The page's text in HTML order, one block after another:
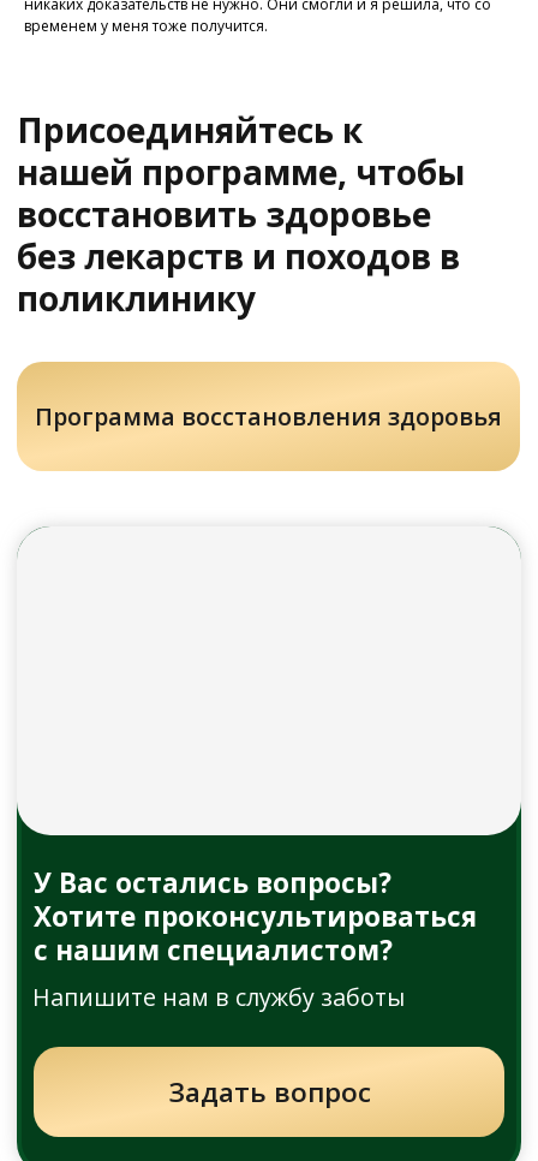
никаких доказательств не нужно. Они смогли и я решила, что со
временем у меня тоже получится.
Задать вопрос